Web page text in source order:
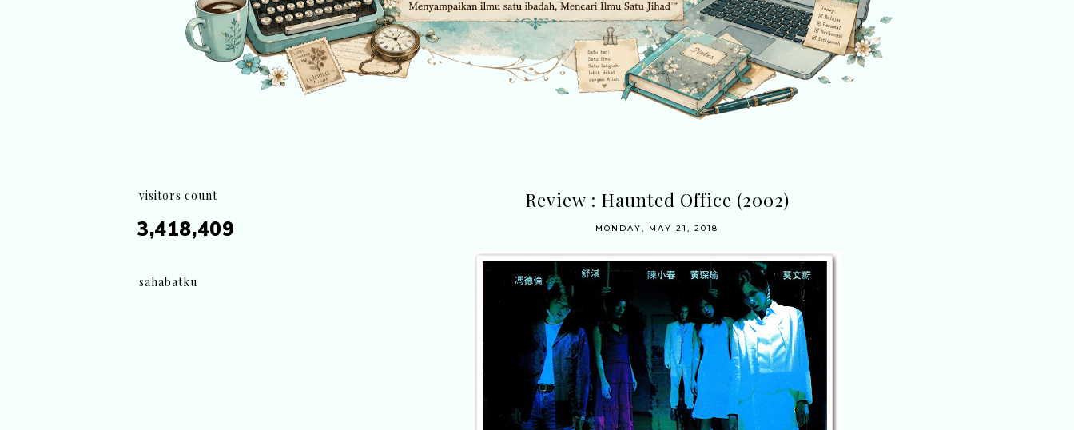
Review : Haunted Office (2002)
MONDAY, MAY 21, 2018
visitors count
3,418,409
sahabatku